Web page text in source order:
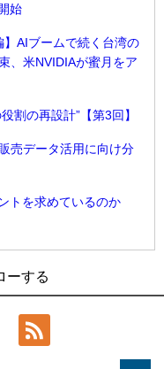
始
】AIブームで続く台湾の
、米NVIDIAが蜜月をア
割の再設計”【第3回】
売データ活用に向け分
トを求めているのか
に向けたAIシステムを本格
充填時の異常を検出する
ーする